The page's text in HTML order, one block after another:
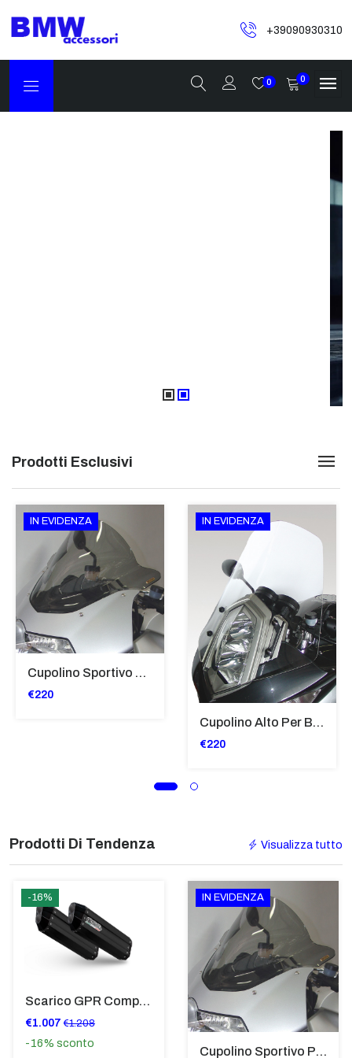
+39090930310
0 0
Prodotti Esclusivi
IN EVIDENZA
Cupolino Sportivo Per Bmw K 1200 R Sport 2005-07 TRASPARENTE - Sc967-T
€220
IN EVIDENZA
Cupolino Alto Per Bmw R 1200 St 2004 - 2007 TRASPARENTE - Sc950-T
€220
Prodotti Di Tendenza Visualizza tutto
-16%
Scarico GPR Compatibile Con Bmw K 1600 Gt 2017-2021 - Hyper Sonic Black Titanium
€1.007 €1.208
-16% sconto
IN EVIDENZA
Cupolino Sportivo Per Bmw K 1200 R Sport 2005-07 TRASPARENTE - Sc967-T